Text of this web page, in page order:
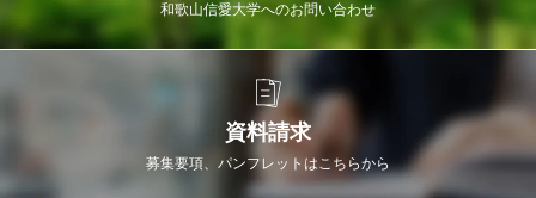
和歌山信愛大学へのお問い合わせ
資料請求
募集要項、パンフレットはこちらから